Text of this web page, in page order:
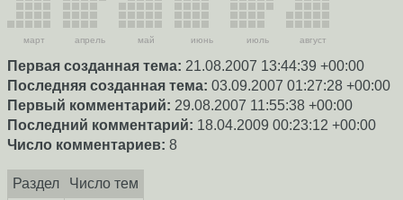
март апрель май июнь июль август
Первая созданная тема: 21.08.2007 13:44:39 +00:00
Последняя созданная тема: 03.09.2007 01:27:28 +00:00
Первый комментарий: 29.08.2007 11:55:38 +00:00
Последний комментарий: 18.04.2009 00:23:12 +00:00
Число комментариев: 8
Раздел Число тем